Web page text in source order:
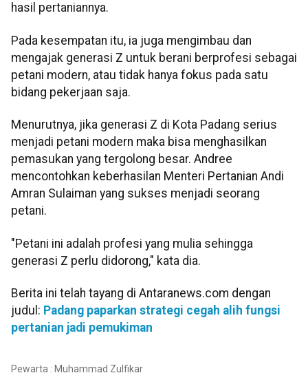
hasil pertaniannya.
Pada kesempatan itu, ia juga mengimbau dan
mengajak generasi Z untuk berani berprofesi sebagai
petani modern, atau tidak hanya fokus pada satu
bidang pekerjaan saja.
Menurutnya, jika generasi Z di Kota Padang serius
menjadi petani modern maka bisa menghasilkan
pemasukan yang tergolong besar. Andree
mencontohkan keberhasilan Menteri Pertanian Andi
Amran Sulaiman yang sukses menjadi seorang
petani.
"Petani ini adalah profesi yang mulia sehingga
generasi Z perlu didorong," kata dia.
Berita ini telah tayang di Antaranews.com dengan
judul: Padang paparkan strategi cegah alih fungsi
pertanian jadi pemukiman
Pewarta : Muhammad Zulfikar